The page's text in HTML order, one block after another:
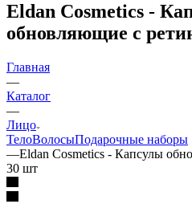
Eldan Cosmetics -
обновляющие с
Главная
—
Каталог
—
Лицо
ТелоВолосыПодарочные наборы
—Eldan Cosmetics - Капсулы
30 шт